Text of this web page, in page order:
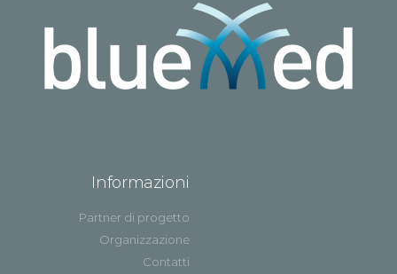
Informazioni
Partner di progetto
Organizzazione
Contatti